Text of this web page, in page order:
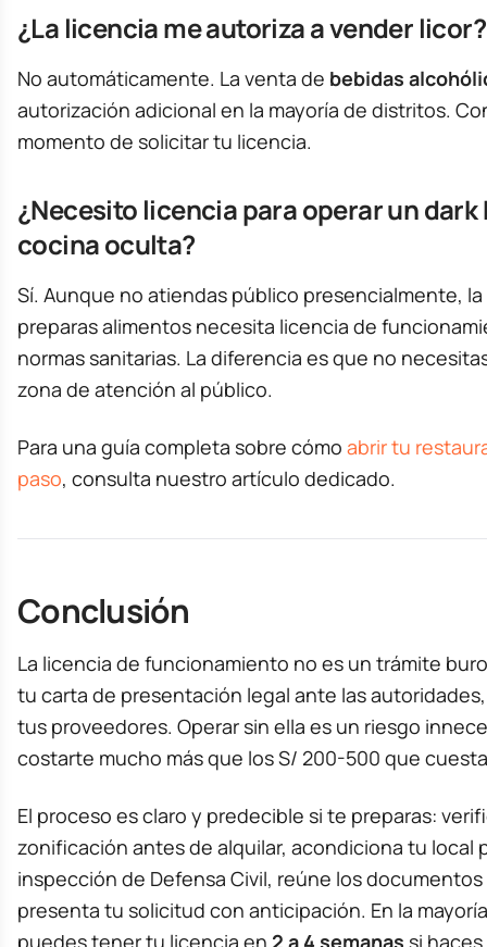
¿La licencia me autoriza a vender licor?
No automáticamente. La venta de bebidas
autorización adicional en la mayoría de distritos.
momento de solicitar tu licencia.
¿Necesito licencia para operar un dark
cocina oculta?
Sí. Aunque no atiendas público presencialmente,
preparas alimentos necesita licencia de
normas sanitarias. La diferencia es que no
zona de atención al público.
Para una guía completa sobre cómo abrir tu
paso, consulta nuestro artículo dedicado.
Conclusión
La licencia de funcionamiento no es un trámite
tu carta de presentación legal ante las
tus proveedores. Operar sin ella es un riesgo
costarte mucho más que los S/ 200-500 que
El proceso es claro y predecible si te preparas:
zonificación antes de alquilar, acondiciona tu local
inspección de Defensa Civil, reúne los
presenta tu solicitud con anticipación. En la